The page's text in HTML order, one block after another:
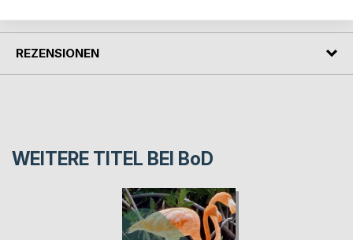
REZENSIONEN
WEITERE TITEL BEI BoD